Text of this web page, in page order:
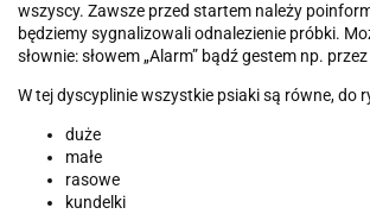
wszyscy. Zawsze przed startem należy
będziemy sygnalizowali odnalezienie próbki.
słownie: słowem „Alarm” bądź gestem np.
W tej dyscyplinie wszystkie psiaki są równe, do
duże
małe
rasowe
kundelki